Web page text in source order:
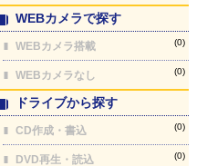
WEBカメラで探す
WEBカメラ搭載 (0)
WEBカメラなし (0)
ドライブから探す
CD作成・書込 (0)
DVD再生・読込 (0)